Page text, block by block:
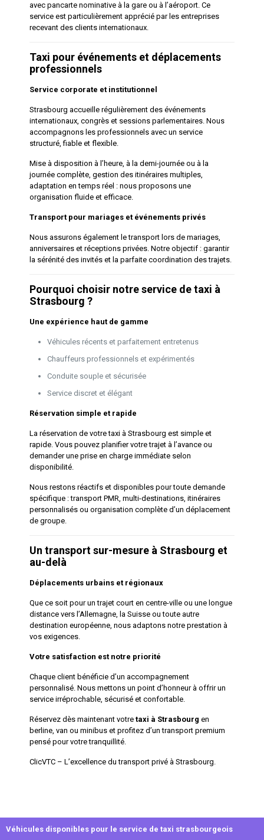
avec pancarte nominative à la gare ou à l’aéroport. Ce
service est particulièrement apprécié par les entreprises
recevant des clients internationaux.
Taxi pour événements et déplacements
professionnels
Service corporate et institutionnel
Strasbourg accueille régulièrement des événements
internationaux, congrès et sessions parlementaires. Nous
accompagnons les professionnels avec un service
structuré, fiable et flexible.
Mise à disposition à l’heure, à la demi-journée ou à la
journée complète, gestion des itinéraires multiples,
adaptation en temps réel : nous proposons une
organisation fluide et efficace.
Transport pour mariages et événements privés
Nous assurons également le transport lors de mariages,
anniversaires et réceptions privées. Notre objectif : garantir
la sérénité des invités et la parfaite coordination des trajets.
Pourquoi choisir notre service de taxi à
Strasbourg ?
Une expérience haut de gamme
Véhicules récents et parfaitement entretenus
Chauffeurs professionnels et expérimentés
Conduite souple et sécurisée
Service discret et élégant
Réservation simple et rapide
La réservation de votre taxi à Strasbourg est simple et
rapide. Vous pouvez planifier votre trajet à l’avance ou
demander une prise en charge immédiate selon
disponibilité.
Nous restons réactifs et disponibles pour toute demande
spécifique : transport PMR, multi-destinations, itinéraires
personnalisés ou organisation complète d’un déplacement
de groupe.
Un transport sur-mesure à Strasbourg et
au-delà
Déplacements urbains et régionaux
Que ce soit pour un trajet court en centre-ville ou une longue
distance vers l’Allemagne, la Suisse ou toute autre
destination européenne, nous adaptons notre prestation à
vos exigences.
Votre satisfaction est notre priorité
Chaque client bénéficie d’un accompagnement
personnalisé. Nous mettons un point d’honneur à offrir un
service irréprochable, sécurisé et confortable.
Réservez dès maintenant votre taxi à Strasbourg en
berline, van ou minibus et profitez d’un transport premium
pensé pour votre tranquillité.
ClicVTC – L’excellence du transport privé à Strasbourg.
Véhicules disponibles pour le service de taxi strasbourgeois